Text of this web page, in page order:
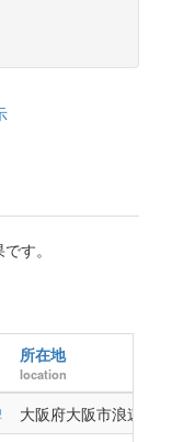
す。
所在地
location
大阪府大阪市浪速区